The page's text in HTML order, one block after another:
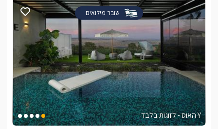
שובר מילואים
Y האוס - לזוגות בלבד